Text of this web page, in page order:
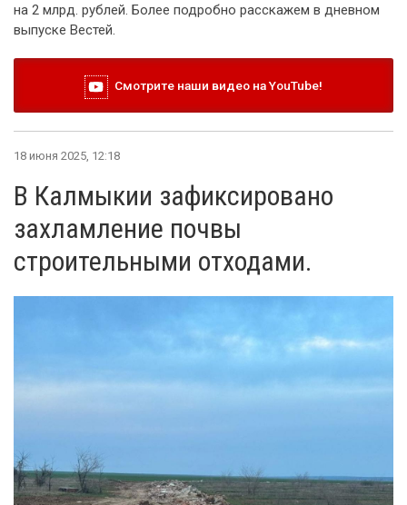
на 2 млрд. рублей. Более подробно расскажем в дневном
выпуске Вестей.
Смотрите наши видео на YouTube!
18 июня 2025, 12:18
В Калмыкии зафиксировано
захламление почвы
строительными отходами.